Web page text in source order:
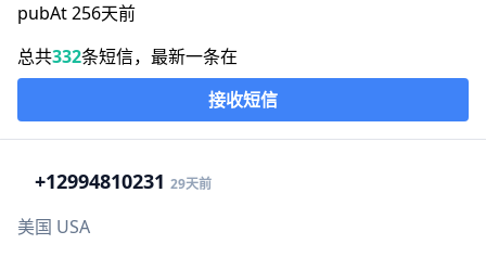
pubAt 256天前
总共332条短信，最新一条在
接收短信
+12994810231 29天前
美国 USA